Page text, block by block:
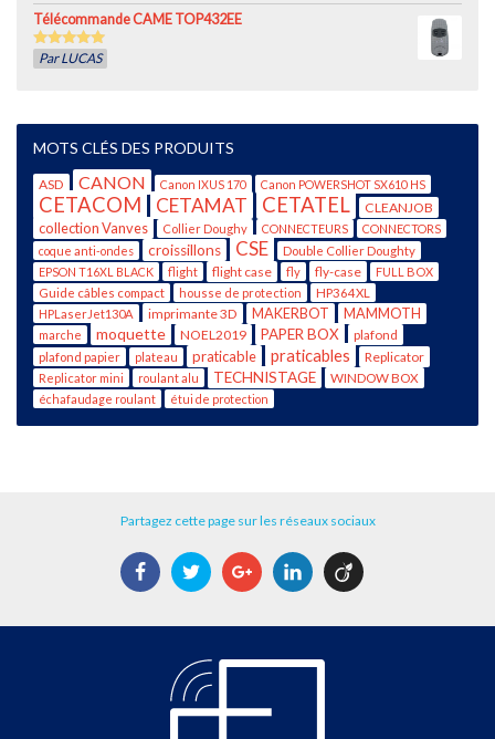
Télécommande CAME TOP432EE
5out of 5
Par LUCAS
MOTS CLÉS DES PRODUITS
ASD CANON Canon IXUS 170 Canon POWERSHOT SX610 HS
CETACOM CETAMAT CETATEL CLEANJOB
collection Vanves Collier Doughy CONNECTEURS
CONNECTORS
coque anti-ondes
croissillons CSE
Double Collier Doughty
EPSON T16XL BLACK
flight flight case fly fly-case
FULL BOX
Guide câbles compact
housse de protection
HP364XL
HPLaserJet130A
imprimante 3D MAKERBOT MAMMOTH
marche moquette NOEL2019 PAPER BOX plafond
plafond papier plateau praticable praticables Replicator
Replicator mini roulant alu TECHNISTAGE WINDOW BOX
échafaudage roulant étui de protection
Partagez cette page sur les réseaux sociaux
FacebookTwitter Google+LinkedIn